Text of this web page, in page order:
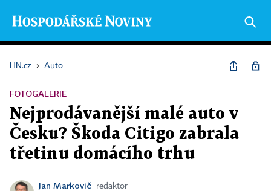
HN.cz › Auto
FOTOGALERIE
Nejprodávanější malé auto v
Česku? Škoda Citigo zabrala
třetinu domácího trhu
Jan Markovič
redaktor